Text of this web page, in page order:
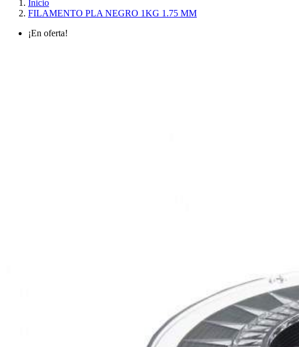
Inicio
FILAMENTO PLA NEGRO 1KG 1.75 MM
¡En oferta!